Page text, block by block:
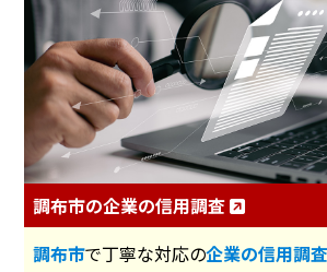
調布市の企業の信用調査
調布市で丁寧な対応の企業の信用調査